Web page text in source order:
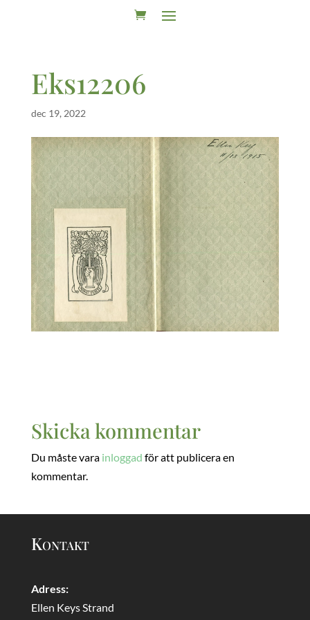
Eks12206
dec 19, 2022
Skicka kommentar
Du måste vara inloggad för att publicera en
kommentar.
Kontakt
Adress:
Ellen Keys Strand